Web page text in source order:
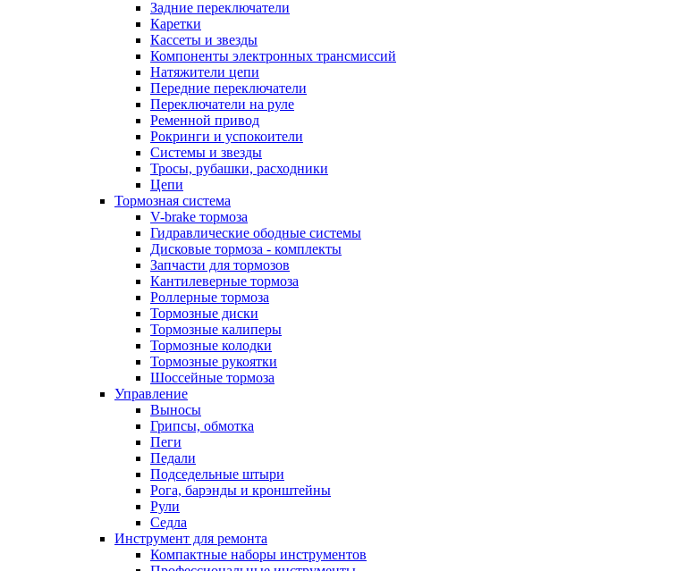
Задние переключатели
Каретки
Кассеты и звезды
Компоненты электронных трансмиссий
Натяжители цепи
Передние переключатели
Переключатели на руле
Ременной привод
Рокринги и успокоители
Системы и звезды
Тросы, рубашки, расходники
Цепи
Тормозная система
V-brake тормоза
Гидравлические ободные системы
Дисковые тормоза - комплекты
Запчасти для тормозов
Кантилеверные тормоза
Роллерные тормоза
Тормозные диски
Тормозные калиперы
Тормозные колодки
Тормозные рукоятки
Шоссейные тормоза
Управление
Выносы
Грипсы, обмотка
Пеги
Педали
Подседельные штыри
Рога, барэнды и кронштейны
Рули
Седла
Инструмент для ремонта
Компактные наборы инструментов